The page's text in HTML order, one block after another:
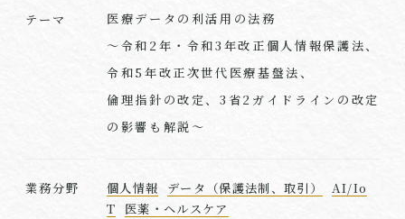
テーマ
医療データの利活用の法務
～令和2年・令和3年改正個人情報保護法、
令和5年改正次世代医療基盤法、
倫理指針の改定、3省2ガイドラインの改定
の影響も解説～
業務分野 個人情報 データ（保護法制、取引）
AI/Io
T
医薬・ヘルスケア